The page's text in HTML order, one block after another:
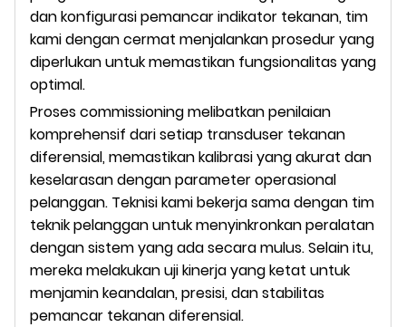
dan konfigurasi pemancar indikator tekanan, tim
kami dengan cermat menjalankan prosedur yang
diperlukan untuk memastikan fungsionalitas yang
optimal.
Proses commissioning melibatkan penilaian
komprehensif dari setiap transduser tekanan
diferensial, memastikan kalibrasi yang akurat dan
keselarasan dengan parameter operasional
pelanggan. Teknisi kami bekerja sama dengan tim
teknik pelanggan untuk menyinkronkan peralatan
dengan sistem yang ada secara mulus. Selain itu,
mereka melakukan uji kinerja yang ketat untuk
menjamin keandalan, presisi, dan stabilitas
pemancar tekanan diferensial.